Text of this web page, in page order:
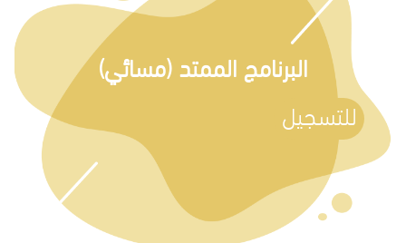
البرنامج الممتد (مسائي)
للتسجيل